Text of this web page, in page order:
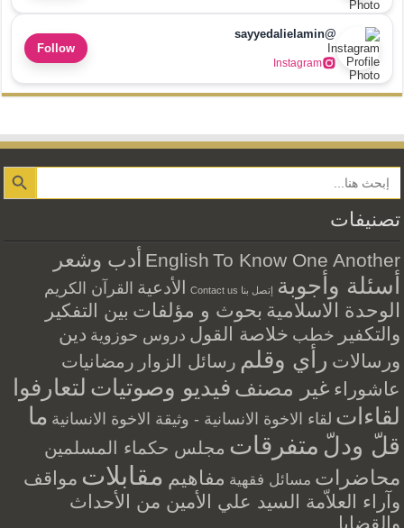
@sayyedalielamin
Instagram
Follow
Search Button
تصنيفات
English To Know One Another أدب وشعر
أسئلة وأجوبة إتصل بنا Contact us الأدعية القرآن الكريم
الوحدة الاسلامية بحوث و مؤلفات بين التفكير
والتكفير خطب خلاصة القول دروس حوزوية دين
ورسالات رأي وقلم رسائل الزوار رمضانيات
عاشوراء غير مصنف فيديو وصوتيات لتعارفوا
لقاءات لقاء الاخوة الانسانية - وثيقة الاخوة الانسانية ما
قلّ ودلّ متفرقات مجلس حكماء المسلمين
محاضرات مسائل فقهية مفاهيم مقابلات مواقف
وآراء العلاّمة السيد علي الأمين من الأحداث
والقضايا